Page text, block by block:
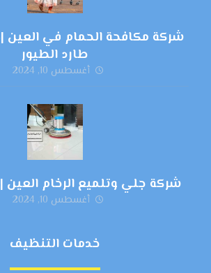
طارد الطيور
أغسطس 10, 2024
شركة جلي وتلميع الرخام العين |0545307678
أغسطس 10, 2024
خدمات التنظيف